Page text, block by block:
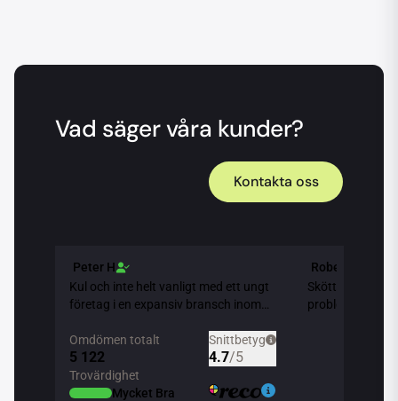
Vad säger våra kunder?
Kontakta oss